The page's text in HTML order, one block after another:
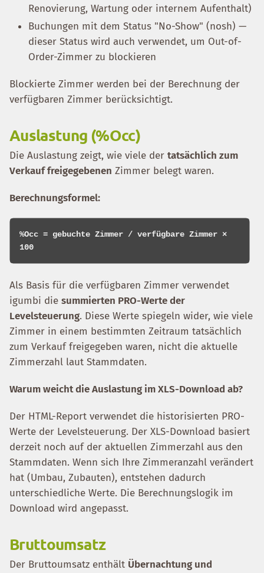
Renovierung, Wartung oder internem Aufenthalt)
Buchungen mit dem Status "No-Show" (nosh) —
dieser Status wird auch verwendet, um Out-of-
Order-Zimmer zu blockieren
Blockierte Zimmer werden bei der Berechnung der
verfügbaren Zimmer berücksichtigt.
Auslastung (%Occ)
Die Auslastung zeigt, wie viele der tatsächlich zum
Verkauf freigegebenen Zimmer belegt waren.
Berechnungsformel:
%Occ = gebuchte Zimmer / verfügbare Zimmer ×
Als Basis für die verfügbaren Zimmer verwendet
igumbi die summierten PRO-Werte der
Levelsteuerung. Diese Werte spiegeln wider, wie viele
Zimmer in einem bestimmten Zeitraum tatsächlich
zum Verkauf freigegeben waren, nicht die aktuelle
Zimmerzahl laut Stammdaten.
Warum weicht die Auslastung im XLS-Download ab?
Der HTML-Report verwendet die historisierten PRO-
Werte der Levelsteuerung. Der XLS-Download basiert
derzeit noch auf der aktuellen Zimmerzahl aus den
Stammdaten. Wenn sich Ihre Zimmeranzahl verändert
hat (Umbau, Zubauten), entstehen dadurch
unterschiedliche Werte. Die Berechnungslogik im
Download wird angepasst.
Bruttoumsatz
Der Bruttoumsatz enthält Übernachtung und